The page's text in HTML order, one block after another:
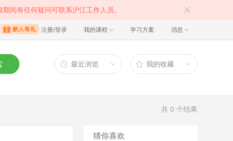
间有任何疑问可联系沪江工作人员。
注册/登录 我的课程 学习方案 消息
最近浏览 我的收藏
共 0 个结果
猜你喜欢